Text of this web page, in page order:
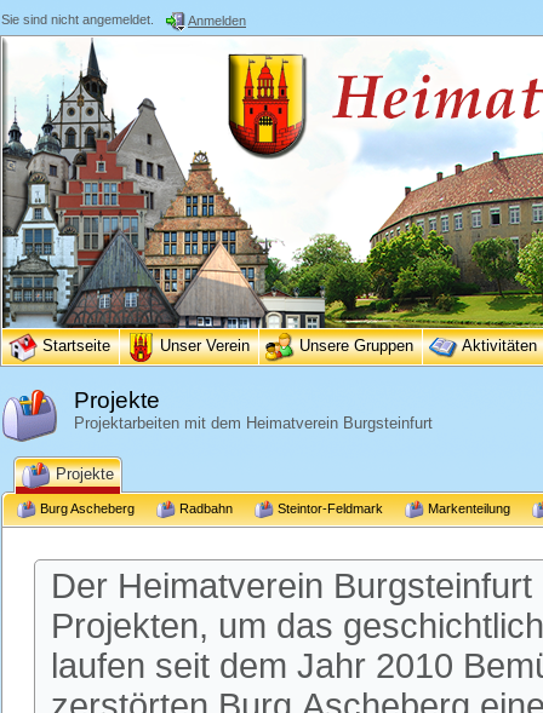
Sie sind nicht angemeldet. Anmelden
Startseite Unser Verein Unsere Gruppen Aktivitäten
Projekte
Projektarbeiten mit dem Heimatverein Burgsteinfurt
Projekte
Burg Ascheberg Radbahn Steintor-Feldmark Markenteilung
Der Heimatverein
Projekten, um das
laufen seit dem Jahr 2010